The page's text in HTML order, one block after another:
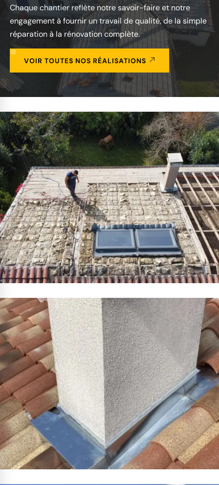
Chaque chantier reflète notre savoir-faire et notre
engagement à fournir un travail de qualité, de la simple
réparation à la rénovation complète.
VOIR TOUTES NOS RÉALISATIONS